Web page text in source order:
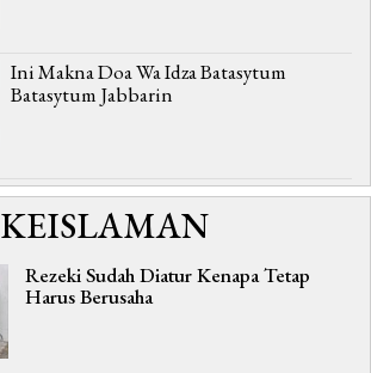
Ini Makna Doa Wa Idza Batasytum
Batasytum Jabbarin
KEISLAMAN
Rezeki Sudah Diatur Kenapa Tetap
Harus Berusaha